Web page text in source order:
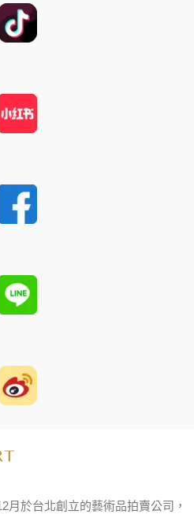
月於台北創立的藝術品拍賣公司，